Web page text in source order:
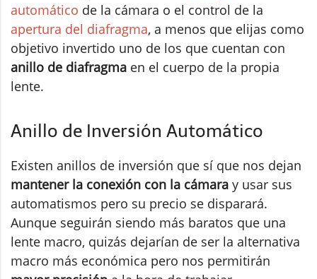
automático de la cámara o el control de la
apertura del diafragma, a menos que elijas como
objetivo invertido uno de los que cuentan con
anillo de diafragma en el cuerpo de la propia
lente.
Anillo de Inversión Automático
Existen anillos de inversión que sí que nos dejan
mantener la conexión con la cámara y usar sus
automatismos pero su precio se disparará.
Aunque seguirán siendo más baratos que una
lente macro, quizás dejarían de ser la alternativa
macro más económica pero nos permitirán